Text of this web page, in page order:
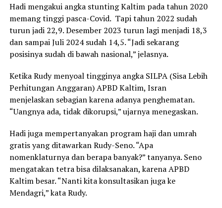
Hadi mengakui angka stunting Kaltim pada tahun 2020
memang tinggi pasca-Covid. Tapi tahun 2022 sudah
turun jadi 22,9. Desember 2023 turun lagi menjadi 18,3
dan sampai Juli 2024 sudah 14,5. “Jadi sekarang
posisinya sudah di bawah nasional,” jelasnya.
Ketika Rudy menyoal tingginya angka SILPA (Sisa Lebih
Perhitungan Anggaran) APBD Kaltim, Isran
menjelaskan sebagian karena adanya penghematan.
“Uangnya ada, tidak dikorupsi,” ujarnya menegaskan.
Hadi juga mempertanyakan program haji dan umrah
gratis yang ditawarkan Rudy-Seno. “Apa
nomenklaturnya dan berapa banyak?” tanyanya. Seno
mengatakan tetra bisa dilaksanakan, karena APBD
Kaltim besar. “Nanti kita konsultasikan juga ke
Mendagri,” kata Rudy.